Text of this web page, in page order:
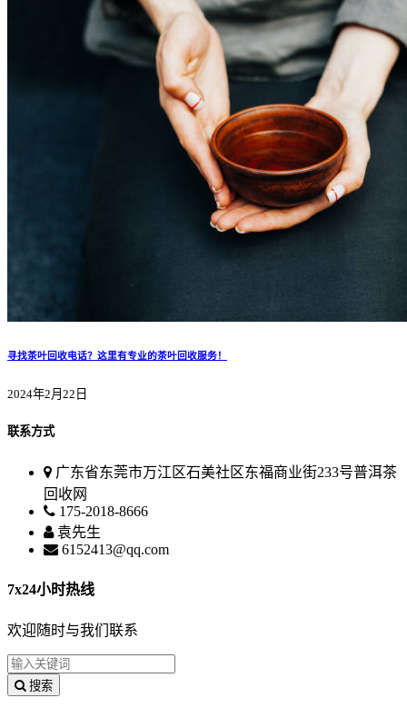
寻找茶叶回收电话？这里有专业的茶叶回收服务！
2024年2月22日
联系方式
广东省东莞市万江区石美社区东福商业街233号普洱茶
回收网
175-2018-8666
袁先生
6152413@qq.com
7x24小时热线
欢迎随时与我们联系
搜索